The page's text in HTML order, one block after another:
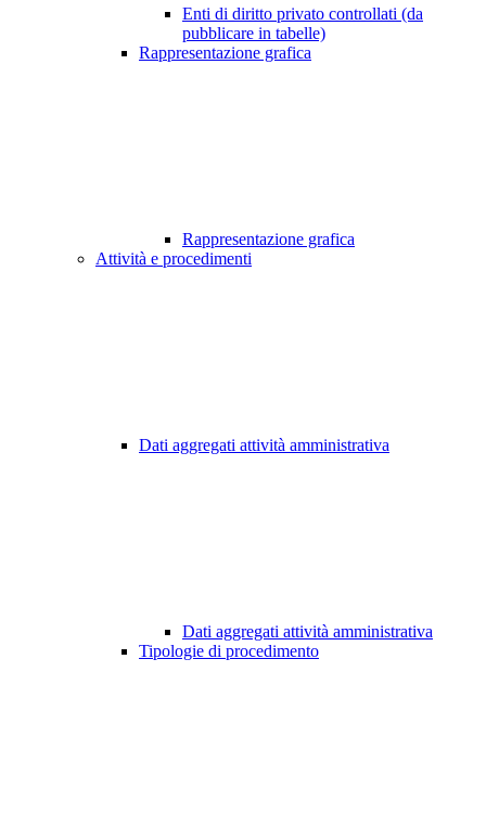
Enti di diritto privato controllati (da
pubblicare in tabelle)
Rappresentazione grafica
Rappresentazione grafica
Attività e procedimenti
Dati aggregati attività amministrativa
Dati aggregati attività amministrativa
Tipologie di procedimento